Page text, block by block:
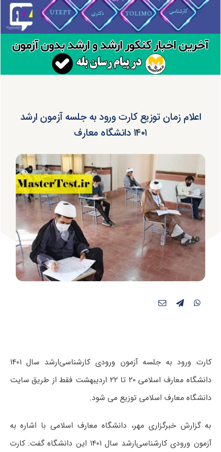
اعلام زمان توزیع کارت ورود به جلسه آزمون ارشد
۱۴۰۱ دانشگاه معارف
کارت ورود به جلسه آزمون ورودی کارشناسی‌ارشد سال ۱۴۰۱
دانشگاه معارف اسلامی ۲۰ تا ۲۲ اردیبهشت فقط از طریق سایت
دانشگاه معارف اسلامی توزیع می شود.
به گزارش خبرگزاری مهر، دانشگاه معارف اسلامی با اشاره به
آزمون ورودی کارشناسی‌ارشد سال ۱۴۰۱ این دانشگاه گفت: کارت